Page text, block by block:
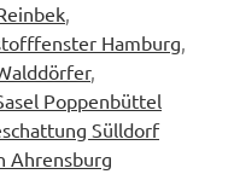
,
Hamburg,
,
Poppenbüttel
Sülldorf
Ahrensburg